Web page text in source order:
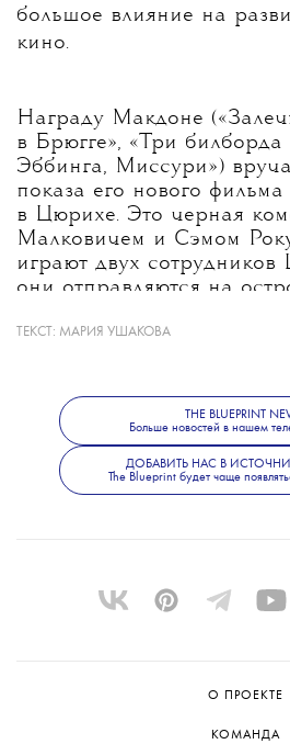
большое влияние на
кино.
Награду Макдоне
в Брюгге», «Три билборда
Эббинга, Миссури»)
показа его нового
в Цюрихе. Это черная
Малковичем и Сэмом
играют двух
они отправляются на
в 1973 году и встречаются
Цюрихский
с 24 сентября по 4
ТЕКСТ: МАРИЯ УШАКОВА
THE BLUEPRINT
Больше новостей в нашем
ДОБАВИТЬ НАС В
The Blueprint будет чаще
О ПРОЕКТЕ
КОМАНДА